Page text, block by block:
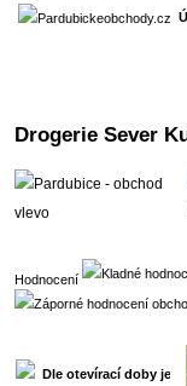
Drogerie Sever
Hodnocení